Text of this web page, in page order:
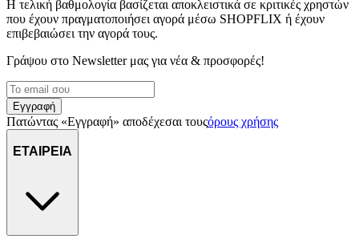
διαφημίσεων και περιεχομένου, τις μετρήσεις σχετικά με
διαφημίσεις και περιεχόμενο, την καλύτερη εικόνα του κοινού
μας και την ανάπτυξη προϊόντων. Επίσης, κοινοποιούμε
πληροφορίες σχετικά με την από μέρους σας χρήση της
δικτύωσης, διαφημίσεων και ανάλυσης.
Η τελική βαθμολογία βασίζεται αποκλειστικά σε κριτικές χρηστών
που έχουν πραγματοποιήσει αγορά μέσω SHOPFLIX ή έχουν
επιβεβαιώσει την αγορά τους.
Γράψου στο Νewsletter μας για νέα & προσφορές!
Εγγραφή
Πατώντας «Εγγραφή» αποδέχεσαι τουςόρους χρήσης
ΕΤΑΙΡΕΙΑ